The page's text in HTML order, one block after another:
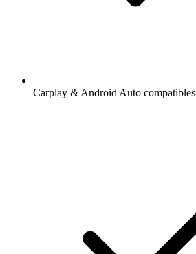
Carplay & Android Auto compatibles